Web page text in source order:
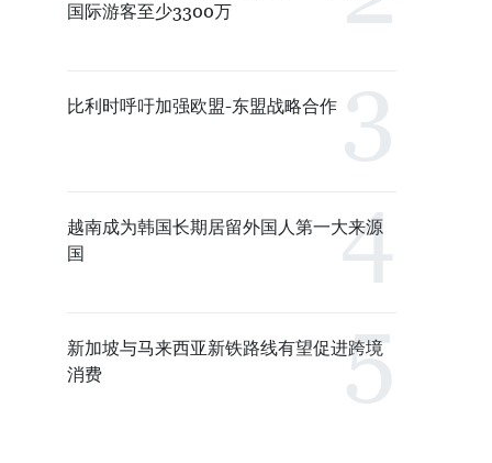
国际游客至少3300万
比利时呼吁加强欧盟-东盟战略合作
越南成为韩国长期居留外国人第一大来源
国
新加坡与马来西亚新铁路线有望促进跨境
消费